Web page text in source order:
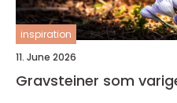
inspiration
11. June 2026
Gravsteiner som